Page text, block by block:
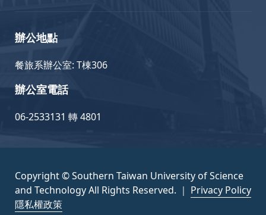
辦公地點
餐旅系辦公室: T棟306
辦公室電話
06-2533131 轉 4801
Copyright © Southern Taiwan University of Science
and Technology All Rights Reserved. ｜ Privacy Policy
隱私權政策